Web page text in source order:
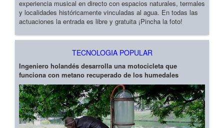
experiencia musical en directo con espacios naturales, termales
y localidades históricamente vinculadas al agua. En todas las
actuaciones la entrada es libre y gratuita ¡Pincha la foto!
TECNOLOGIA POPULAR
Ingeniero holandés desarrolla una motocicleta que
funciona con metano recuperado de los humedales